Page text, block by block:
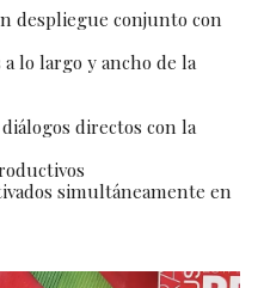
despliegue conjunto con
lo largo y ancho de la
directos con la
simultáneamente en